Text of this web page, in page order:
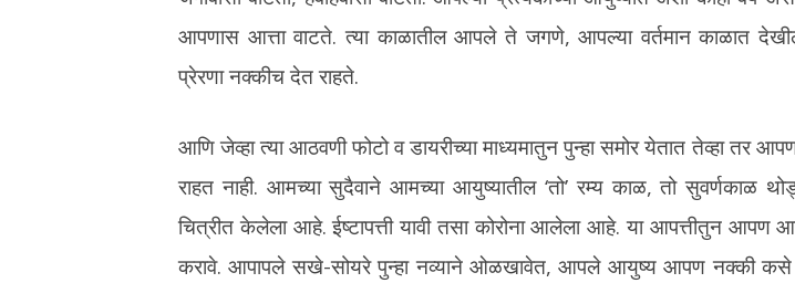
आपणास आत्ता वाटते. त्या काळातील आपले ते जगणे, आपल्या वर्तमान काळात
प्रेरणा नक्कीच देत राहते.
आणि जेव्हा त्या आठवणी फोटो व डायरीच्या माध्यमातुन पुन्हा समोर येतात तेव्हा तर
राहत नाही. आमच्या सुदैवाने आमच्या आयुष्यातील ‘तो’ रम्य काळ, तो सुवर्णकाळ
चित्रीत केलेला आहे. ईष्टापत्ती यावी तसा कोरोना आलेला आहे. या आपत्तीतुन आपण
करावे. आपापले सखे-सोयरे पुन्हा नव्याने ओळखावेत, आपले आयुष्य आपण नक्की कसे